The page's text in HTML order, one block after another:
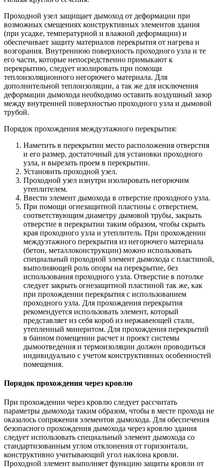
Проходной узел защищает дымоход от деформации при
возможных смещениях конструктивных элементов здания
(при усадке, температурной и влажной деформации) и
обеспечивает защиту материалов перекрытия от нагрева и
возгорания. Внутреннюю поверхность проходного узла и те
его части, которые непосредственно примыкают к
перекрытию, следует изолировать при помощи
теплоизоляционного негорючего материала. Для
дополнительной теплоизоляции, а так же для исключения
деформации дымохода необходимо оставить воздушный зазор
между внутренней поверхностью проходного узла и дымовой
трубой.
Порядок прохождения междуэтажного перекрытия:
Наметить в перекрытии место расположения отверстия
и его размер, достаточный для установки проходного
узла, и вырезать проем в перекрытии.
Установить проходной узел.
Проходной узел изнутри изолировать негорючим
утеплителем.
Ввести элемент дымохода в отверстие проходного узла.
При помощи огнезащитной пластины с отверстием,
соответствующим диаметру дымовой трубы, закрыть
отверстие в перекрытии таким образом, чтобы скрыть
края проходного узла и утеплитель. При прохождении
междуэтажного перекрытия из негорючего материала
(бетон, металлоконструкции) можно использовать
специальный проходной элемент дымохода с пластиной,
выполняющей роль опоры на перекрытие, без
использования проходного узла. Отверстие в потолке
следует закрыть огнезащитной пластиной так же, как
при прохождении перекрытия с использованием
проходного узла. Для прохождения перекрытия
рекомендуется использовать элемент, который
представляет из себя короб из нержавеющей стали,
утепленный минеритом. Для прохождения перекрытий
в банном помещении расчет и проект системы
дымоотведения и термоизоляции должен проводиться
индивидуально с учетом конструктивных особенностей
помещения.
Порядок прохождения через кровлю
При прохождении через кровлю следует рассчитать
параметры дымохода таким образом, чтобы в месте прохода не
оказалось сопряжения элементов дымохода. Для обеспечения
безопасного прохождения дымохода через кровлю здания
следует использовать специальный элемент дымохода со
стандартизованным углом отклонения от горизонтали,
конструктивно учитывающий угол наклона кровли.
Проходной элемент выполняет функцию защиты кровли от